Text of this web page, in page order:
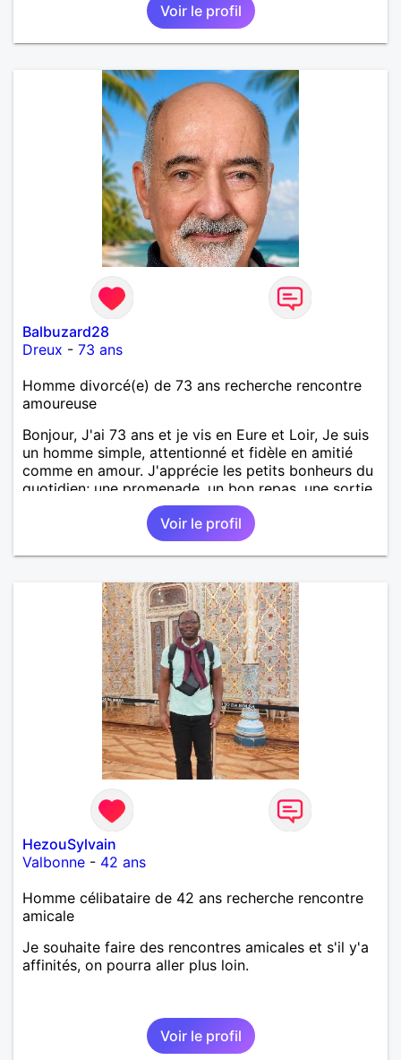
Voir le profil
Balbuzard28
Dreux - 73 ans
Homme divorcé(e) de 73 ans recherche rencontre
amoureuse
Bonjour, J'ai 73 ans et je vis en Eure et Loir, Je suis
un homme simple, attentionné et fidèle en amitié
comme en amour. J'apprécie les petits bonheurs du
quotidien; une promenade, un bon repas, une sortie,
une discision agréable ou un moment de détente à
deux. Je souhaite rencontrer une femme douce,
honnête et bienveillante, avec qui partager des
moments de complicité, de rire et de confiance. Je
une belle amitié et qu'il n'est jamais trop tard pour
écrire une nouvelle histoire. Si vous aimez les
échanges sincères, les valeurs de respect et de
simplicité, nous pourrions faire connaissance autour
d'un café suivi d'une balade, sans précipitation et
laisser le temps faire le reste. Au plaisir de vous lire.
Voir le profil
HezouSylvain
Valbonne - 42 ans
Homme célibataire de 42 ans recherche rencontre
amicale
Je souhaite faire des rencontres amicales et s'il y'a
affinités, on pourra aller plus loin.
Voir le profil